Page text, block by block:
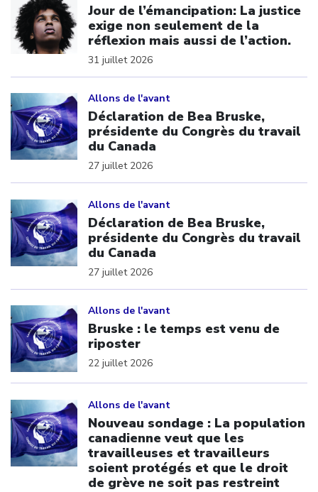
Jour de l’émancipation: La justice
exige non seulement de la
réflexion mais aussi de l’action.
31 juillet 2026
Allons de l'avant
Déclaration de Bea Bruske,
présidente du Congrès du travail
du Canada
27 juillet 2026
Allons de l'avant
Déclaration de Bea Bruske,
présidente du Congrès du travail
du Canada
27 juillet 2026
Allons de l'avant
Bruske : le temps est venu de
riposter
22 juillet 2026
Allons de l'avant
Nouveau sondage : La population
canadienne veut que les
travailleuses et travailleurs
soient protégés et que le droit
de grève ne soit pas restreint